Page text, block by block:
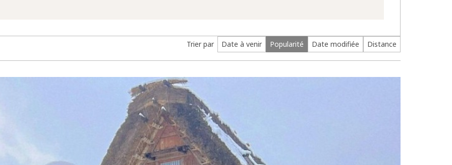
Trier par Date à venir Popularité Date modifiée Distance